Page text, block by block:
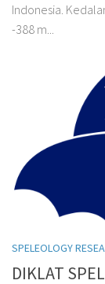
Indonesia.
-388 m...
SPELEOLOGY
DIKLAT